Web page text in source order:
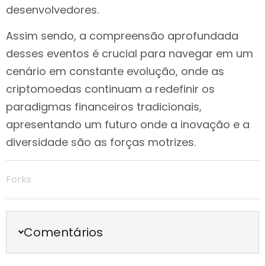
desenvolvedores.
Assim sendo, a compreensão aprofundada
desses eventos é crucial para navegar em um
cenário em constante evolução, onde as
criptomoedas continuam a redefinir os
paradigmas financeiros tradicionais,
apresentando um futuro onde a inovação e a
diversidade são as forças motrizes.
Forks
Comentários